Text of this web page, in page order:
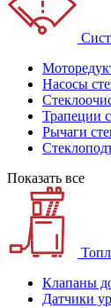
Насосы
Трапеции
Рычаги
Показать все
Клапаны
Датчики